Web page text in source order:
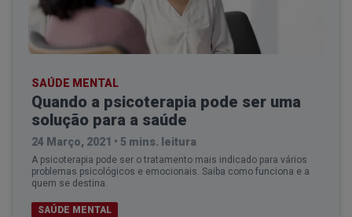
O tratamento do POC geralmente envolve uma
combinação de medicamentos e psicoterapia.
tipo mais comum de medicamento usado para
tratar o POC são os chamados inibidores seletivos
da recaptação da serotonina (ISRSs), que podem
ajudar a regular os níveis de serotonina no
SAÚDE MENTAL
Quando a psicoterapia pode ser uma
solução para a saúde
24 Março, 2021 • 5 mins. leitura
A psicoterapia pode ser o tratamento mais indicado para vários
problemas psicológicos e emocionais. Saiba como funciona e a
quem se destina.
SAÚDE MENTAL